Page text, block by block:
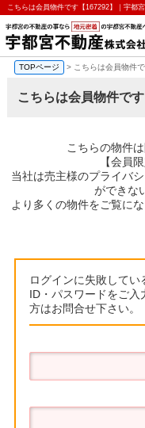
こちらは会員物件です【167292】｜宇都
TOPページ > こちらは会員物件
こちらは会員物件です
こちらの物件
【会員
当社は売主様のプライバ
ができな
より多くの物件をご覧に
ログインに失敗して
ID・パスワードをご
方はお問合せ下さい。